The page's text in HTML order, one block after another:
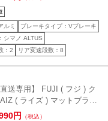
ルミ
ブレーキタイプ：Vブレーキ
シマノ ALTUS
：2
リア変速段数：8
直送専用】 FUJI ( フジ ) ク
( ライズ ) マットブラッ
160cm前後)
円 （税込）